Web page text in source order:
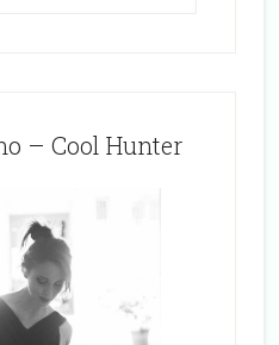
– Cool Hunter